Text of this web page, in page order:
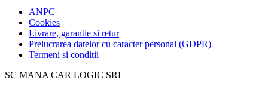
ANPC
Cookies
Livrare, garantie si retur
Prelucrarea datelor cu caracter personal (GDPR)
Termeni si conditii
SC MANA CAR LOGIC SRL